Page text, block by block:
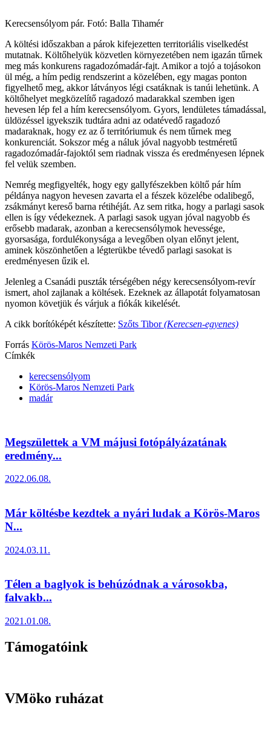
Kerecsensólyom pár. Fotó: Balla Tihamér
A költési időszakban a párok kifejezetten territoriális viselkedést
mutatnak. Költőhelyük közvetlen környezetében nem igazán tűrnek
meg más konkurens ragadozómadár-fajt. Amikor a tojó a tojásokon
ül még, a hím pedig rendszerint a közelében, egy magas ponton
figyelhető meg, akkor látványos légi csatáknak is tanúi lehetünk. A
költőhelyet megközelítő ragadozó madarakkal szemben igen
hevesen lép fel a hím kerecsensólyom. Gyors, lendületes támadással,
üldözéssel igyekszik tudtára adni az odatévedő ragadozó
madaraknak, hogy ez az ő territóriumuk és nem tűrnek meg
konkurenciát. Sokszor még a náluk jóval nagyobb testméretű
ragadozómadár-fajoktól sem riadnak vissza és eredményesen lépnek
fel velük szemben.
Nemrég megfigyelték, hogy egy gallyfészekben költő pár hím
példánya nagyon hevesen zavarta el a fészek közelébe odalibegő,
zsákmányt kereső barna rétihéját. Az sem ritka, hogy a parlagi sasok
ellen is így védekeznek. A parlagi sasok ugyan jóval nagyobb és
erősebb madarak, azonban a kerecsensólymok hevessége,
gyorsasága, fordulékonysága a levegőben olyan előnyt jelent,
aminek köszönhetően a légterükbe tévedő parlagi sasokat is
eredményesen űzik el.
Jelenleg a Csanádi puszták térségében négy kerecsensólyom-revír
ismert, ahol zajlanak a költések. Ezeknek az állapotát folyamatosan
nyomon követjük és várjuk a fiókák kikelését.
A cikk borítóképét készítette: Szőts Tibor(Kerecsen-egyenes)
Forrás Körös-Maros Nemzeti Park
Címkék
kerecsensólyom
Körös-Maros Nemzeti Park
madár
Megszülettek a VM májusi fotópályázatának
eredmény...
2022.06.08.
Már költésbe kezdtek a nyári ludak a Körös-Maros
N...
2024.03.11.
Télen a baglyok is behúzódnak a városokba,
falvakb...
2021.01.08.
Támogatóink
VMöko ruházat